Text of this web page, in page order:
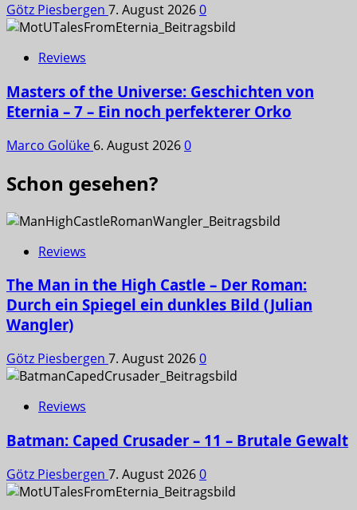
Götz Piesbergen 7. August 20260
Reviews
Masters of the Universe: Geschichten von
Eternia – 7 – Ein noch perfekterer Orko
Marco Golüke 6. August 20260
Schon gesehen?
Reviews
The Man in the High Castle – Der Roman:
Durch ein Spiegel ein dunkles Bild (Julian
Wangler)
Götz Piesbergen 7. August 20260
Reviews
Batman: Caped Crusader – 11 – Brutale Gewalt
Götz Piesbergen 7. August 20260